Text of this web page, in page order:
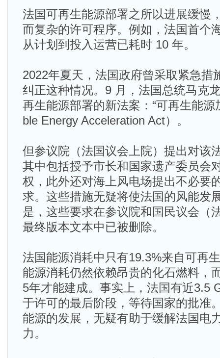
法国可再生能源部署之所以进展缓慢
而复杂的许可程序。例如，法国首个
从计划到投入运营已耗时 10 年。
2022年夏天，法国政府曾采取紧急措
纠正这种情况。9 月，法国总统马克
再生能源部署的新法案：“可再生能源
ble Energy Acceleration Act）。
但参议院（法国议会上院）提出对该
其中包括授予市长和国家遗产委员会
权，此外还对海上风电场提出不必要
求。这些措施无疑将使法国的风能发
是，这些要求在参议院和国民议会（
最终版本文本中已被删除。
法国能源消耗中只有19.3%来自可再
能源消耗仍然依赖昂贵的化石燃料，
5年才能建成。事实上，法国有近3.5
于许可的最后阶段，等待国家的批准
能源的发展，无疑有助于缓解法国电
力。